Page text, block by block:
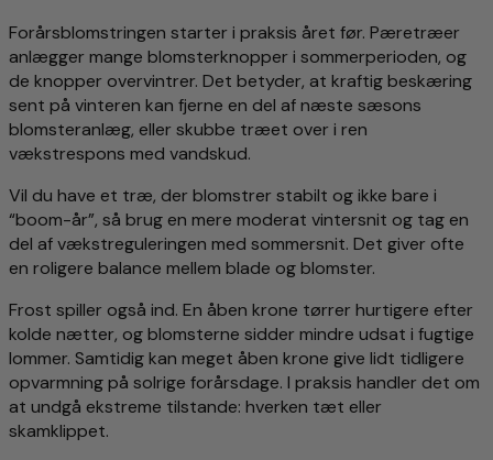
Forårsblomstringen starter i praksis året før. Pæretræer
anlægger mange blomsterknopper i sommerperioden, og
de knopper overvintrer. Det betyder, at kraftig beskæring
sent på vinteren kan fjerne en del af næste sæsons
blomsteranlæg, eller skubbe træet over i ren
vækstrespons med vandskud.
Vil du have et træ, der blomstrer stabilt og ikke bare i
“boom-år”, så brug en mere moderat vintersnit og tag en
del af vækstreguleringen med sommersnit. Det giver ofte
en roligere balance mellem blade og blomster.
Frost spiller også ind. En åben krone tørrer hurtigere efter
kolde nætter, og blomsterne sidder mindre udsat i fugtige
lommer. Samtidig kan meget åben krone give lidt tidligere
opvarmning på solrige forårsdage. I praksis handler det om
at undgå ekstreme tilstande: hverken tæt eller
skamklippet.